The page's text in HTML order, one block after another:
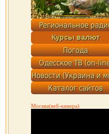
Москва(веб-камера)